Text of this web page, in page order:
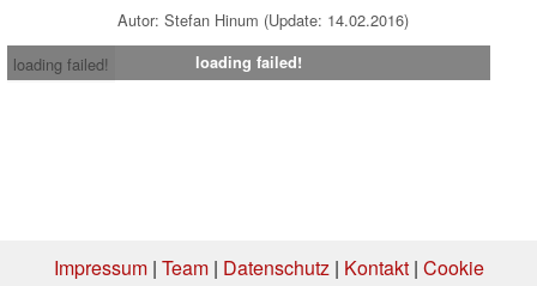
Autor: Stefan Hinum (Update: 14.02.2016)
loading failed!
loading failed!
Impressum| Team| Datenschutz| Kontakt| Cookie